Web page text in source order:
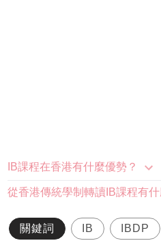
IB課程在香港有什麼優勢？
從香港傳統學制轉讀IB課程有什
關鍵詞 IB IBDP